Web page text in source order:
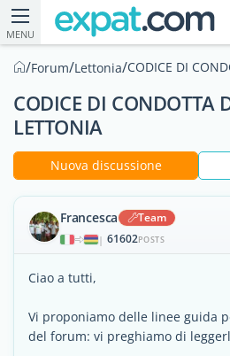
MENU
/Forum/Lettonia/CODICE DI
CODICE DI CONDOTTA
LETTONIA
Nuova discussione
Francesca Team
| 61602POSTS
Ciao a tutti,
Vi proponiamo delle linee guida
del forum: vi preghiamo di